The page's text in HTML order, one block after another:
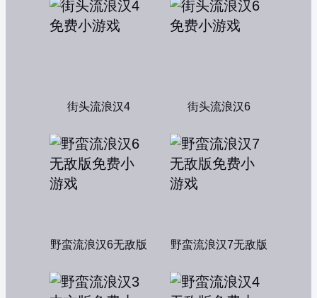
街头流浪汉4 街头流浪汉6
野蛮流浪汉6无敌版 野蛮流浪汉7无敌版